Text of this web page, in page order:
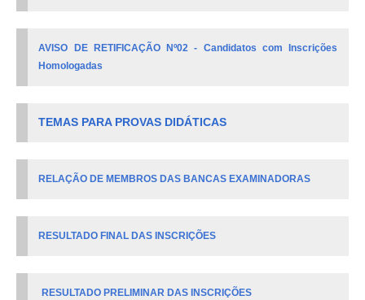
AVISO DE RETIFICAÇÃO Nº02 - Candidatos com Inscrições
Homologadas
TEMAS PARA PROVAS DIDÁTICAS
RELAÇÃO DE MEMBROS DAS BANCAS EXAMINADORAS
RESULTADO FINAL DAS INSCRIÇÕES
RESULTADO PRELIMINAR DAS INSCRIÇÕES